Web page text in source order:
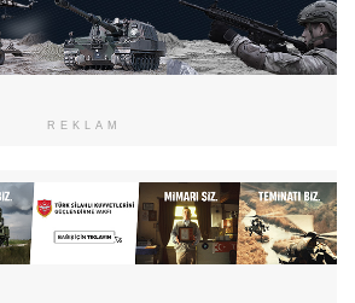
REKLAM